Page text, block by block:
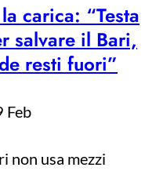
carica: “Testa
salvare il Bari,
resti fuori”
Feb
non usa mezzi